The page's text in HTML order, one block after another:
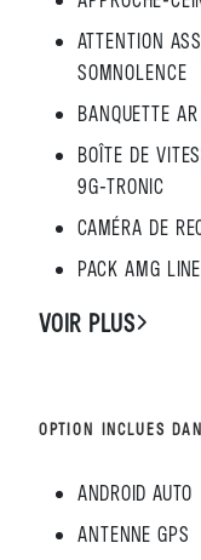
ATTENTION
SOMNOLENCE
BANQUETTE
BOÎTE DE
9G-TRONIC
CAMÉRA DE
PACK AMG
VOIR PLUS
OPTION INCLUES
ANDROID AUTO
ANTENNE GPS